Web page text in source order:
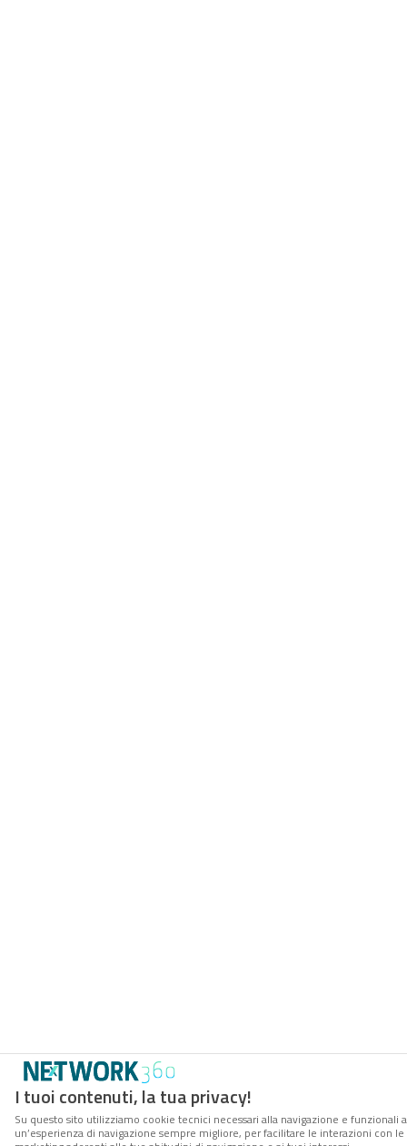
I tuoi contenuti, la tua privacy!
Su questo sito utilizziamo cookie tecnici necessari alla navigazione e
un’esperienza di navigazione sempre migliore, per facilitare le interazioni con